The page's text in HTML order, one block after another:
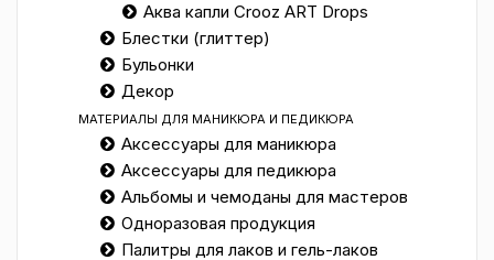
Аква капли Crooz ART Drops
Блестки (глиттер)
Бульонки
Декор
МАТЕРИАЛЫ ДЛЯ МАНИКЮРА И ПЕДИКЮРА
Аксессуары для маникюра
Аксессуары для педикюра
Альбомы и чемоданы для мастеров
Одноразовая продукция
Палитры для лаков и гель-лаков